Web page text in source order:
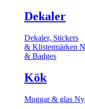
Dekaler
Dekaler, Stickers
& Klistermärken
& Badges
Kök
Muggar & glas